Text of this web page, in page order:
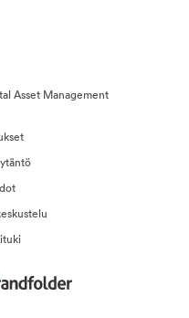
Asset Management